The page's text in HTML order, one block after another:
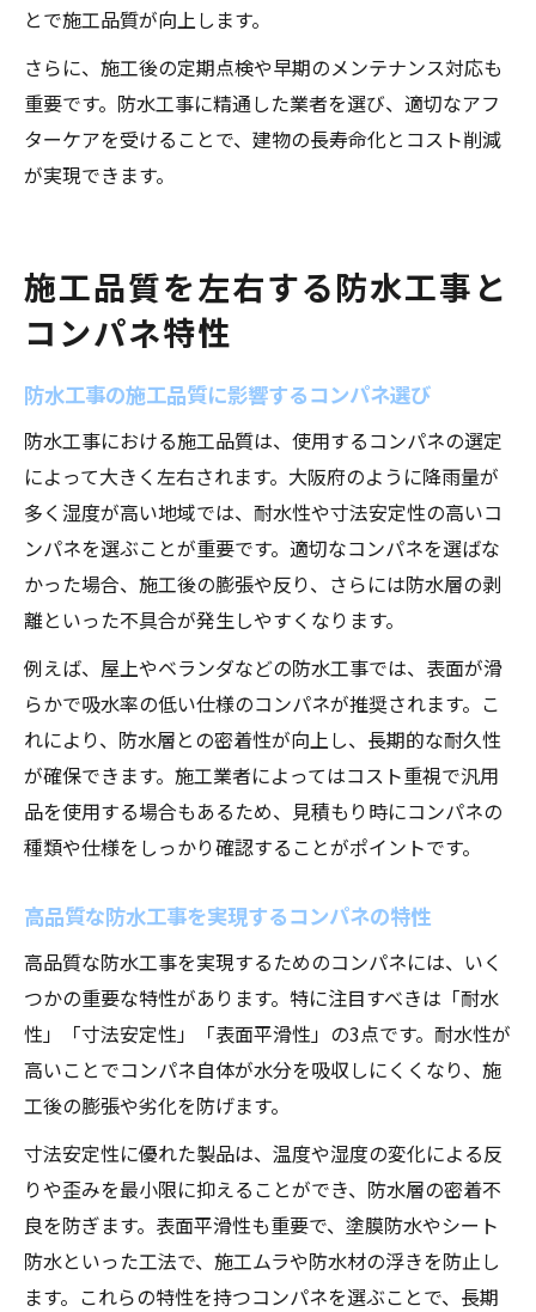
とで施工品質が向上します。
さらに、施工後の定期点検や早期のメンテナンス対応も
重要です。防水工事に精通した業者を選び、適切なアフ
ターケアを受けることで、建物の長寿命化とコスト削減
が実現できます。
施工品質を左右する防水工事と
コンパネ特性
防水工事の施工品質に影響するコンパネ選び
防水工事における施工品質は、使用するコンパネの選定
によって大きく左右されます。大阪府のように降雨量が
多く湿度が高い地域では、耐水性や寸法安定性の高いコ
ンパネを選ぶことが重要です。適切なコンパネを選ばな
かった場合、施工後の膨張や反り、さらには防水層の剥
離といった不具合が発生しやすくなります。
例えば、屋上やベランダなどの防水工事では、表面が滑
らかで吸水率の低い仕様のコンパネが推奨されます。こ
れにより、防水層との密着性が向上し、長期的な耐久性
が確保できます。施工業者によってはコスト重視で汎用
品を使用する場合もあるため、見積もり時にコンパネの
種類や仕様をしっかり確認することがポイントです。
高品質な防水工事を実現するコンパネの特性
高品質な防水工事を実現するためのコンパネには、いく
つかの重要な特性があります。特に注目すべきは「耐水
性」「寸法安定性」「表面平滑性」の3点です。耐水性が
高いことでコンパネ自体が水分を吸収しにくくなり、施
工後の膨張や劣化を防げます。
寸法安定性に優れた製品は、温度や湿度の変化による反
りや歪みを最小限に抑えることができ、防水層の密着不
良を防ぎます。表面平滑性も重要で、塗膜防水やシート
防水といった工法で、施工ムラや防水材の浮きを防止し
ます。これらの特性を持つコンパネを選ぶことで、長期